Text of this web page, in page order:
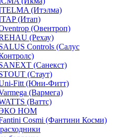
(Итэлма)
(Итап)
(Овентроп)
(Рехау)
Controls (Салус
(Санекст)
(Стаут)
Fitt (Юни-Фитт)
(Вармега)
(Ваттс)
НОМ
Cosmi (Фантини Косми)